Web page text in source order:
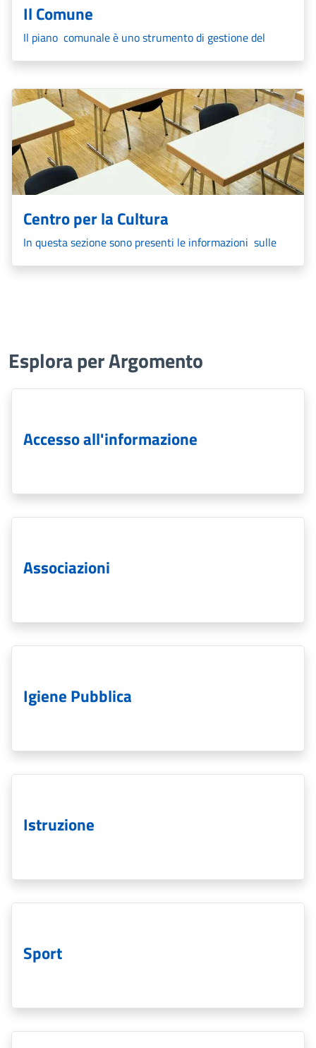
Il Comune
Il piano comunaleè uno strumento di gestione del
che regolano la gestione delle attività di trasformazione
urbana e territoriale del comune di pertinenza.
Centro per la Cultura
In questa sezione sono presenti le informazioni sulle
Esplora per Argomento
Accesso all'informazione
Associazioni
Igiene Pubblica
Istruzione
Sport